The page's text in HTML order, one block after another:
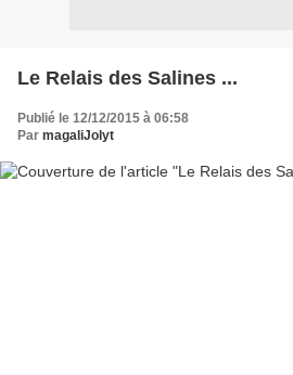
Le Relais des Salines ...
Publié le 12/12/2015 à 06:58
Par magaliJolyt